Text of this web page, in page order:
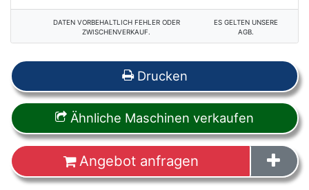
DATEN VORBEHALTLICH FEHLER ODER
ZWISCHENVERKAUF.
ES GELTEN UNSERE
AGB.
Drucken
Ähnliche Maschinen verkaufen
Angebot anfragen